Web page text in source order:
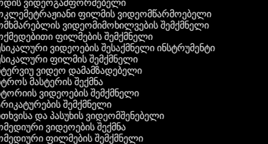
ვიდეოგამფორმებელი
ფილმის ვიდეომწარმოებელი
ვიდეომიმოხილვების შემქმნელი
ფილმების შემქმნელი
ვიდეოების შესაქმნელი ინსტრუმენტი
ფილმის შემქმნელი
ვიდეო დამამზადებელი
მასტერის შექმნა
ვიდეოების შემქმნელი
შემქმნელი
და პასუხის ვიდეომშენებელი
ვიდეოების შექმნა
ფილმების შემქმნელი